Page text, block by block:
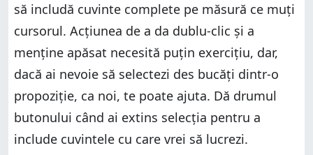
să includă cuvinte complete pe măsură ce muți
cursorul. Acțiunea de a da dublu-clic și a
menține apăsat necesită puțin exercițiu, dar,
dacă ai nevoie să selectezi des bucăți dintr-o
propoziție, ca noi, te poate ajuta. Dă drumul
butonului când ai extins selecția pentru a
include cuvintele cu care vrei să lucrezi.